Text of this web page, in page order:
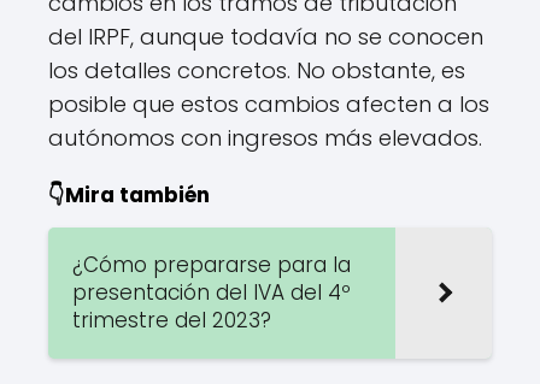
del IRPF, aunque todavía no se conocen
los detalles concretos. No obstante, es
posible que estos cambios afecten a los
autónomos con ingresos más elevados.
👇Mira también
¿Cómo prepararse para la
presentación del IVA del 4º
trimestre del 2023?